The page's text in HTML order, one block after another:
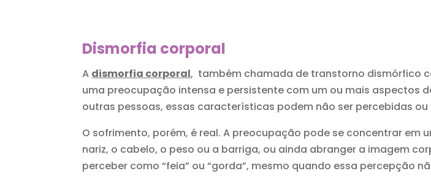
Dismorfia corporal
A dismorfia corporal, também chamada de transtorno dismórfico
uma preocupação intensa e persistente com um ou mais aspectos
outras pessoas, essas características podem não ser percebidas
O sofrimento, porém, é real. A preocupação pode se concentrar
nariz, o cabelo, o peso ou a barriga, ou ainda abranger a imagem
perceber como “feia” ou “gorda”, mesmo quando essa percepção